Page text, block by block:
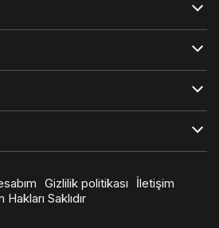
Gizlilik politikası
İletişim
Saklıdır